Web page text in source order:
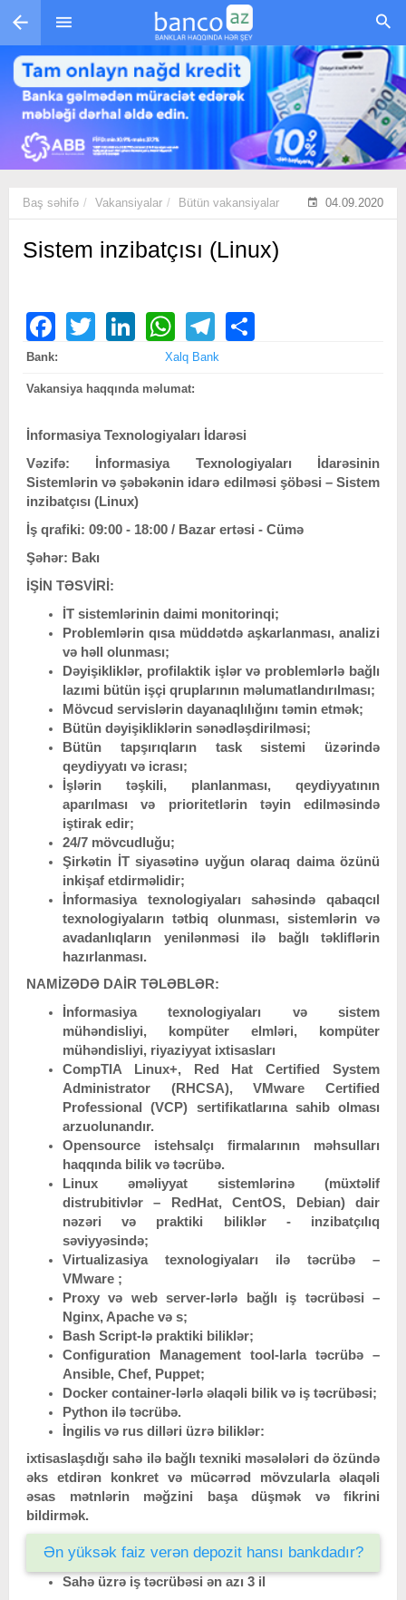
Skip to main content
Baş səhifə Vakansiyalar Bütün vakansiyalar 04.09.2020
Sistem inzibatçısı (Linux)
FacebookTwitter LinkedIn WhatsAppTelegram
Bank: Xalq Bank
Vakansiya haqqında məlumat:
İnformasiya Texnologiyaları İdarəsi
Vəzifə: İnformasiya Texnologiyaları İdarəsinin
Sistemlərin və şəbəkənin idarə edilməsi şöbəsi – Sistem
inzibatçısı (Linux)
İş qrafiki: 09:00 - 18:00 / Bazar ertəsi - Cümə
Şəhər: Bakı
İŞİN TƏSVİRİ:
İT sistemlərinin daimi monitorinqi;
Problemlərin qısa müddətdə aşkarlanması, analizi
və həll olunması;
Dəyişikliklər, profilaktik işlər və problemlərlə bağlı
lazımi bütün işçi qruplarının məlumatlandırılması;
Mövcud servislərin dayanaqlılığını təmin etmək;
Bütün dəyişikliklərin sənədləşdirilməsi;
Bütün tapşırıqların task sistemi üzərində
qeydiyyatı və icrası;
İşlərin təşkili, planlanması, qeydiyyatının
aparılması və prioritetlərin təyin edilməsində
iştirak edir;
24/7 mövcudluğu;
Şirkətin İT siyasətinə uyğun olaraq daima özünü
inkişaf etdirməlidir;
İnformasiya texnologiyaları sahəsində qabaqcıl
texnologiyaların tətbiq olunması, sistemlərin və
avadanlıqların yenilənməsi ilə bağlı təkliflərin
hazırlanması.
NAMİZƏDƏ DAİR TƏLƏBLƏR:
İnformasiya texnologiyaları və sistem
mühəndisliyi, kompüter elmləri, kompüter
mühəndisliyi, riyaziyyat ixtisasları
CompTIA Linux+, Red Hat Certified System
Administrator (RHCSA), VMware Certified
Professional (VCP) sertifikatlarına sahib olması
arzuolunandır.
Opensource istehsalçı firmalarının məhsulları
haqqında bilik və təcrübə.
Linux əməliyyat sistemlərinə (müxtəlif
distrubitivlər – RedHat, CentOS, Debian) dair
nəzəri və praktiki biliklər - inzibatçılıq
səviyyəsində;
Virtualizasiya texnologiyaları ilə təcrübə –
VMware ;
Proxy və web server-lərlə bağlı iş təcrübəsi –
Nginx, Apache və s;
Bash Script-lə praktiki biliklər;
Configuration Management tool-larla təcrübə –
Ansible, Chef, Puppet;
Docker container-lərlə əlaqəli bilik və iş təcrübəsi;
Python ilə təcrübə.
İngilis və rus dilləri üzrə biliklər:
ixtisaslaşdığı sahə ilə bağlı texniki məsələləri də özündə
əks etdirən konkret və mücərrəd mövzularla əlaqəli
əsas mətnlərin məğzini başa düşmək və fikrini
bildirmək.
Ən yüksək faiz verən depozit hansı bankdadır?
Sahə üzrə iş təcrübəsi ən azı 3 il